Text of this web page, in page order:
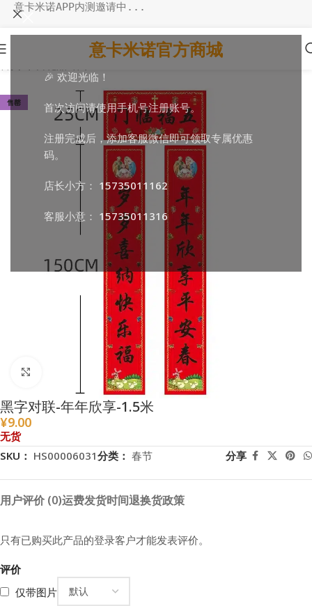
🎉 欢迎光临！
首次访问请使用手机号注册账号。
注册完成后，添加客服微信即可领取专属优惠
码。
店长小方： 15735011162
客服小意： 15735011316
意卡米诺APP内测邀请中...
意卡米诺官方商城
售罄
黑字对联-年年欣享-1.5米
¥9.00
无货
SKU： HS00006031分类： 春节 分享
用户评价 (0)运费发货时间退换货政策
评价
仅带图片
只有已购买此产品的登录客户才能发表评价。